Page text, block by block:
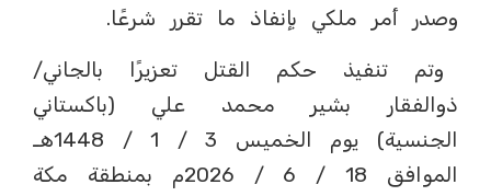
وصدر أمر ملكي بإنفاذ ما تقرر شرعًا.
وتم تنفيذ حكم القتل تعزيرًا بالجاني/
ذوالفقار بشير محمد علي (باكستاني
الجنسية) يوم الخميس 3 / 1 / 1448هـ
الموافق 18 / 6 / 2026م بمنطقة مكة